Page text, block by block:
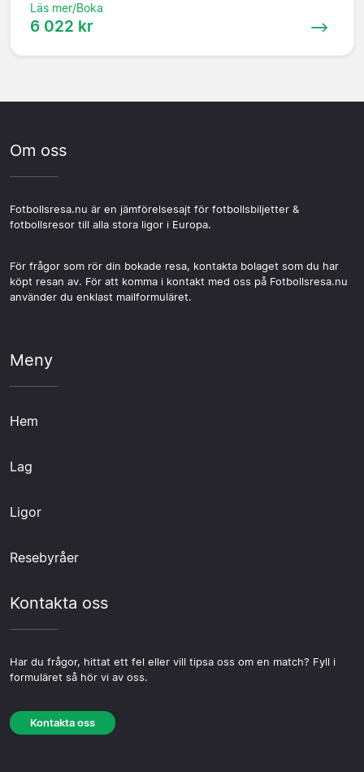
Läs mer/Boka
6 022 kr
Om oss
Fotbollsresa.nu är en jämförelsesajt för fotbollsbiljetter &
fotbollsresor till alla stora ligor i Europa.
För frågor som rör din bokade resa, kontakta bolaget som du har
köpt resan av. För att komma i kontakt med oss på Fotbollsresa.nu
använder du enklast mailformuläret.
Meny
Hem
Lag
Ligor
Resebyråer
Kontakta oss
Har du frågor, hittat ett fel eller vill tipsa oss om en match? Fyll i
formuläret så hör vi av oss.
Kontakta oss